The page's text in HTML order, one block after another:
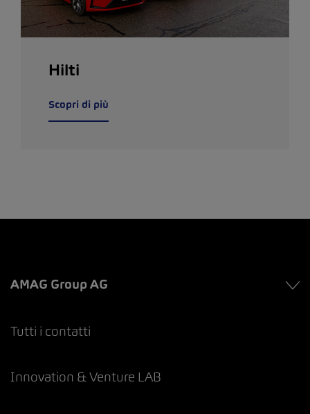
Hilti
Scopri di più
AMAG Group AG
Tutti i contatti
Innovation & Venture LAB